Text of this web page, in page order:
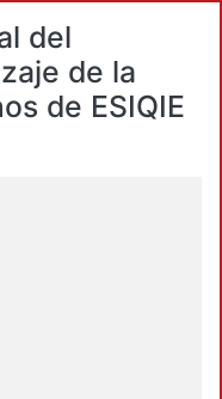
del
de la
de ESIQIE